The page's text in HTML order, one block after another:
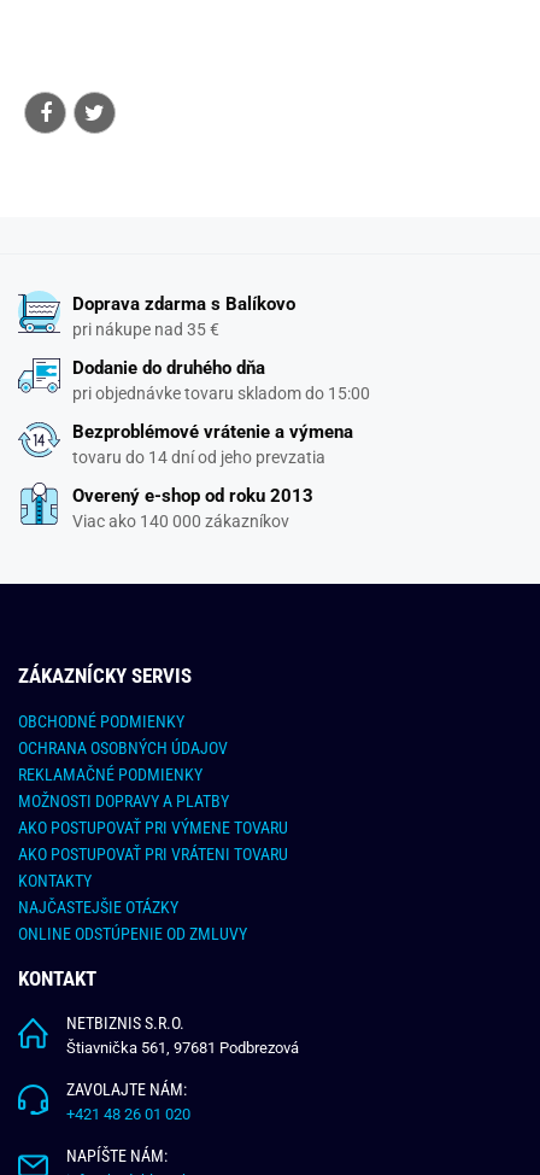
Doprava zdarma s Balíkovo
pri nákupe nad 35 €
Dodanie do druhého dňa
pri objednávke tovaru skladom do 15:00
Bezproblémové vrátenie a výmena
tovaru do 14 dní od jeho prevzatia
Overený e-shop od roku 2013
Viac ako 140 000 zákazníkov
ZÁKAZNÍCKY SERVIS
OBCHODNÉ PODMIENKY
OCHRANA OSOBNÝCH ÚDAJOV
REKLAMAČNÉ PODMIENKY
MOŽNOSTI DOPRAVY A PLATBY
AKO POSTUPOVAŤ PRI VÝMENE TOVARU
AKO POSTUPOVAŤ PRI VRÁTENI TOVARU
KONTAKTY
NAJČASTEJŠIE OTÁZKY
ONLINE ODSTÚPENIE OD ZMLUVY
KONTAKT
NETBIZNIS S.R.O.
Štiavnička 561, 97681 Podbrezová
ZAVOLAJTE NÁM:
+421 48 26 01 020
NAPÍŠTE NÁM: